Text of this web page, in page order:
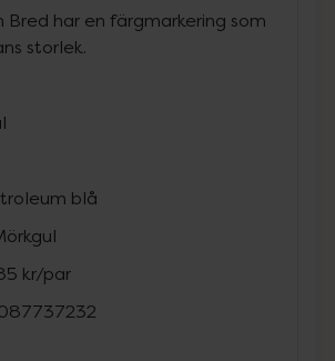
har en färgmarkering som
storlek.
blå
kr/par